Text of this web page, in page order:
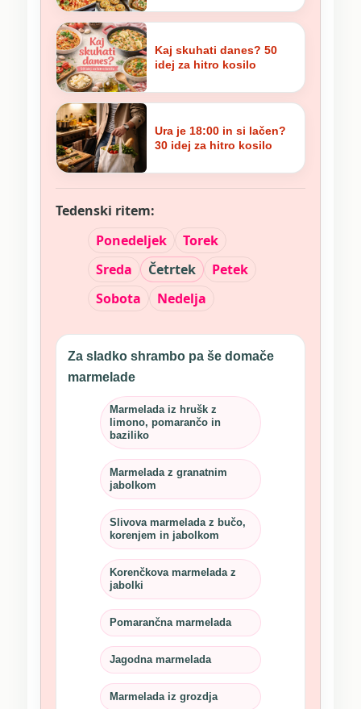
Kaj skuhati danes? 50
idej za hitro kosilo
Ura je 18:00 in si lačen?
30 idej za hitro kosilo
Tedenski ritem:
Ponedeljek
Torek
Sreda
Četrtek
Petek
Sobota
Nedelja
Za sladko shrambo pa še domače
marmelade
Marmelada iz hrušk z
limono, pomarančo in
baziliko
Marmelada z granatnim
jabolkom
Slivova marmelada z bučo,
korenjem in jabolkom
Korenčkova marmelada z
jabolki
Pomarančna marmelada
Jagodna marmelada
Marmelada iz grozdja